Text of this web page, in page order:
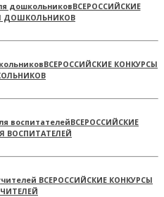
ВСЕРОССИЙСКИЕ
ДОШКОЛЬНИКОВ
ВСЕРОССИЙСКИЕ КОНКУРСЫ
ВСЕРОССИЙСКИЕ
ВОСПИТАТЕЛЕЙ
ВСЕРОССИЙСКИЕ КОНКУРСЫ